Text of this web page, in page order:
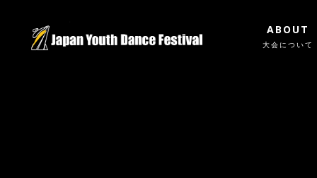
ABOUT
大会について